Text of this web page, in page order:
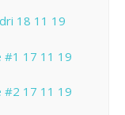
Ethics
18 11 19
#1 17 11 19
#2 17 11 19